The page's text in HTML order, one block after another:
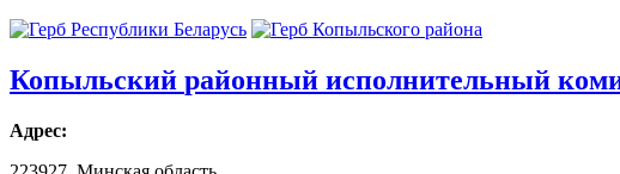
Копыльский районный исполнительный
Адрес: